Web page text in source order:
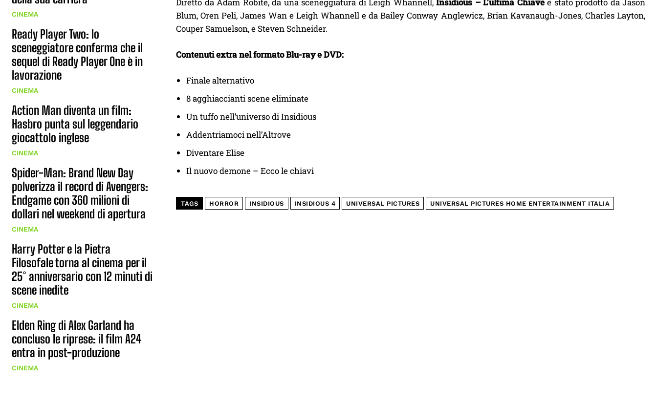
CINEMA
Ready Player Two: lo
sceneggiatore conferma che il
sequel di Ready Player One è in
lavorazione
CINEMA
Action Man diventa un film:
Hasbro punta sul leggendario
giocattolo inglese
CINEMA
Spider-Man: Brand New Day
polverizza il record di Avengers:
Endgame con 360 milioni di
dollari nel weekend di apertura
CINEMA
Harry Potter e la Pietra
Filosofale torna al cinema per il
25° anniversario con 12 minuti di
scene inedite
CINEMA
Elden Ring di Alex Garland ha
concluso le riprese: il film A24
entra in post-produzione
CINEMA
Blum, Oren Peli, James Wan e Leigh Whannell e da Bailey Conway Anglewicz, Brian Kavanaugh-Jones, Charles Layton,
Couper Samuelson, e Steven Schneider.
Contenuti extra nel formato Blu-ray e DVD:
Finale alternativo
8 agghiaccianti scene eliminate
Un tuffo nell’universo di Insidious
Addentriamoci nell’Altrove
Diventare Elise
Il nuovo demone – Ecco le chiavi
TAGS HORROR INSIDIOUS INSIDIOUS 4 UNIVERSAL PICTURES UNIVERSAL PICTURES HOME ENTERTAINMENT ITALIA